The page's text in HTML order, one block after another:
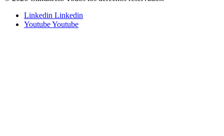
Linkedin Linkedin
YoutubeYoutube